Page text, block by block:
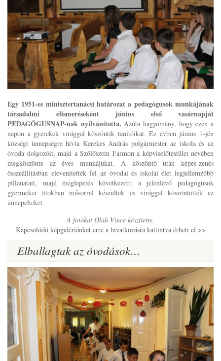
Egy 1951-es minisztertanácsi határozat a pedagógusok munkájának
társadalmi elismeréseként június első vasárnapját
PEDAGÓGUSNAP-nak nyilvánította. Azóta hagyomány, hogy ezen a
napon a gyerekek virággal köszöntik tanítóikat. Ez évben június 1-jén
községi ünnepségre hívta Kerekes András polgármester az iskola és az
óvoda dolgozóit, majd a Szőlőszem Farmon a képviselőtestület nevében
megköszönte az éves munkájukat. A köszöntő után képes-zenés
összeállításban elevenítették fel az óvodai és iskolai élet legjellemzőbb
pillanatait, majd meglepetés következett: a jelenlévő pedagógusok
gyermekei titokban műsorral készültek és virággal köszöntötték az
ünnepelteket.
A fotókat Oláh Vince készítette.
Kapcsolódó képgalériánkat erre a hivatkozásra kattintva érheti el >>
Elballagtak az óvodások…